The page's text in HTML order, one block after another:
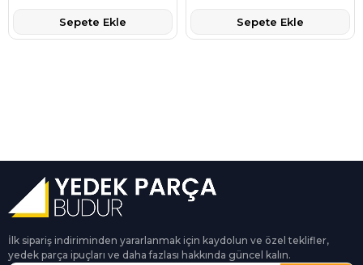
Sepete Ekle Sepete Ekle
İlk sipariş indiriminden yararlanmak için kaydolun ve özel teklifler,
yedek parça ipuçları ve daha fazlası hakkında güncel kalın.